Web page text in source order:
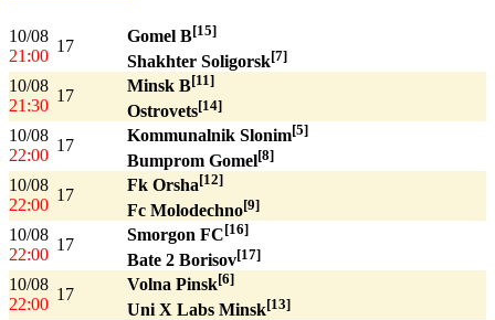
10/08
21:00
17
Gomel B[15]
Shakhter Soligorsk[7]
10/08
21:30
17
Minsk B[11]
Ostrovets[14]
10/08
22:00
17
Kommunalnik Slonim[5]
Bumprom Gomel[8]
10/08
22:00
17
Fk Orsha[12]
Fc Molodechno[9]
10/08
22:00
17
Smorgon FC[16]
Bate 2 Borisov[17]
10/08
22:00
17
Volna Pinsk[6]
Uni X Labs Minsk[13]